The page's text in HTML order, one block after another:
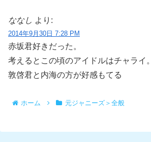
ななし より:
2014年9月30日 7:28 PM
赤坂君好きだった。
考えるとこの頃のアイドルはチャライ。
敦啓君と内海の方が好感もてる
ホーム 元ジャニーズ＞全般